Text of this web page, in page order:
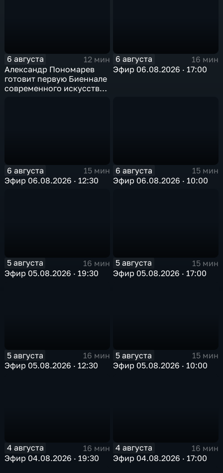
6 августа
12 мин
Александр Пономарев
готовит первую Биеннале
современного искусства
6 августа
16 мин
Эфир 06.08.2026 · 17:00
6 августа
15 мин
Эфир 06.08.2026 · 12:30
6 августа
15 мин
Эфир 06.08.2026 · 10:00
5 августа
16 мин
Эфир 05.08.2026 · 19:30
5 августа
15 мин
Эфир 05.08.2026 · 17:00
5 августа
16 мин
Эфир 05.08.2026 · 12:30
5 августа
15 мин
Эфир 05.08.2026 · 10:00
4 августа
16 мин
Эфир 04.08.2026 · 19:30
4 августа
16 мин
Эфир 04.08.2026 · 17:00